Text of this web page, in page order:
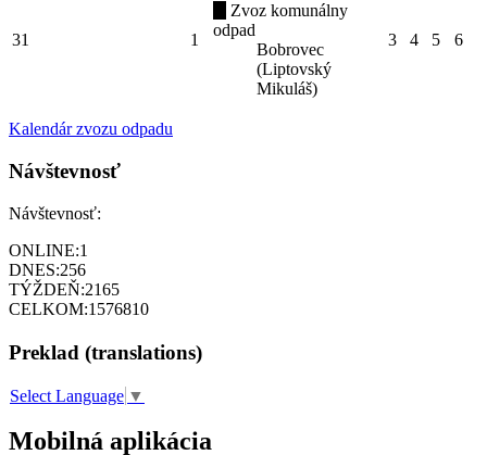
31 1
Zvoz komunálny
odpad
Bobrovec
(Liptovský
Mikuláš)
3 4 5 6
Kalendár zvozu odpadu
Návštevnosť
Návštevnosť:
ONLINE:1
DNES:256
TÝŽDEŇ:2165
CELKOM:1576810
Preklad (translations)
Select Language ▼
Mobilná aplikácia